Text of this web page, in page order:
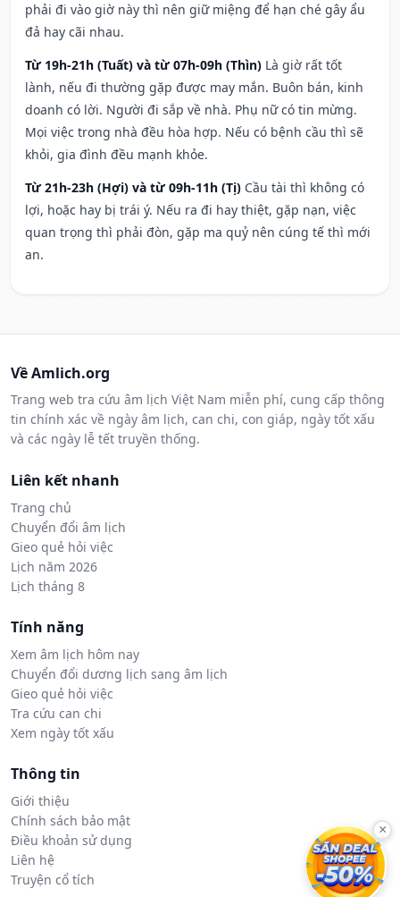
phải đi vào giờ này thì nên giữ miệng để hạn ché gây ẩu
đả hay cãi nhau.
Từ 19h-21h (Tuất) và từ 07h-09h (Thìn) Là giờ rất tốt
lành, nếu đi thường gặp được may mắn. Buôn bán, kinh
doanh có lời. Người đi sắp về nhà. Phụ nữ có tin mừng.
Mọi việc trong nhà đều hòa hợp. Nếu có bệnh cầu thì sẽ
khỏi, gia đình đều mạnh khỏe.
Từ 21h-23h (Hợi) và từ 09h-11h (Tị) Cầu tài thì không có
lợi, hoặc hay bị trái ý. Nếu ra đi hay thiệt, gặp nạn, việc
quan trọng thì phải đòn, gặp ma quỷ nên cúng tế thì mới
an.
Về Amlich.org
Trang web tra cứu âm lịch Việt Nam miễn phí, cung cấp thông
tin chính xác về ngày âm lịch, can chi, con giáp, ngày tốt xấu
và các ngày lễ tết truyền thống.
Liên kết nhanh
Trang chủ
Chuyển đổi âm lịch
Gieo quẻ hỏi việc
Lịch năm 2026
Lịch tháng 8
Tính năng
Xem âm lịch hôm nay
Chuyển đổi dương lịch sang âm lịch
Gieo quẻ hỏi việc
Tra cứu can chi
Xem ngày tốt xấu
Thông tin
Giới thiệu
Chính sách bảo mật
Điều khoản sử dụng
Liên hệ
Truyện cổ tích
×